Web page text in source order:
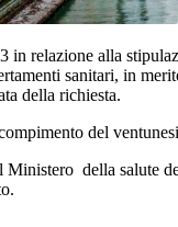
relazione alla
sanitari, in
della richiesta.
del
della